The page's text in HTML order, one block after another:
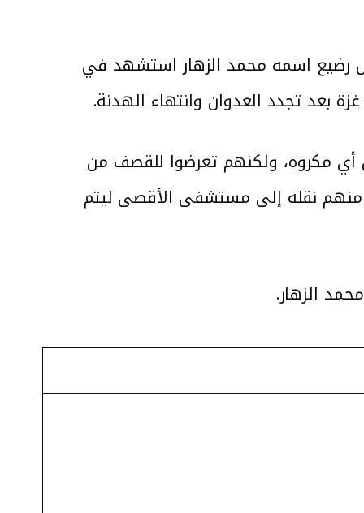
رضيع اسمه محمد الزهار استشهد في
بعد تجدد العدوان وانتهاء الهدنة.
أي مكروه، ولكنهم تعرضوا للقصف من
منهم نقله إلى مستشفى الأقصى ليتم
الزهار.